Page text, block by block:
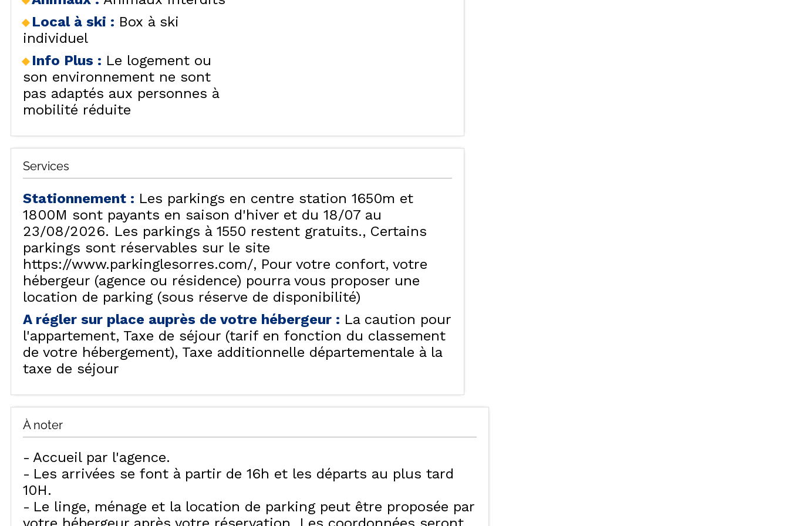
Local à ski : Box à ski
individuel
Info Plus : Le logement ou
son environnement ne sont
pas adaptés aux personnes à
mobilité réduite
Services
Stationnement : Les parkings en centre station 1650m et
1800M sont payants en saison d'hiver et du 18/07 au
23/08/2026. Les parkings à 1550 restent gratuits.
Certains
parkings sont réservables sur le site
https://www.parkinglesorres.com/ Pour votre confort, votre
hébergeur (agence ou résidence) pourra vous proposer une
location de parking (sous réserve de disponibilité)
A régler sur place auprès de votre hébergeur : La caution pour
l'appartement Taxe de séjour (tarif en fonction du classement
de votre hébergement) Taxe additionnelle départementale à la
taxe de séjour
À noter
Accueil par l'agence
Les arrivées se font à partir de 16h et les départs au plus tard
10H
Le linge, ménage et la location de parking peut être proposée par